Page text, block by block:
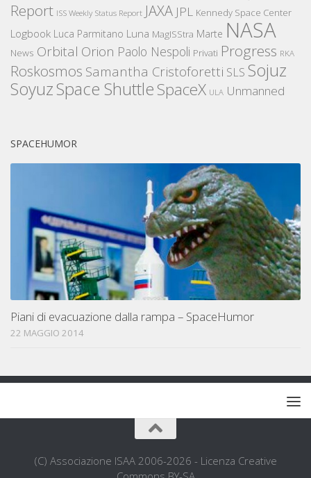
Report ISS Weekly Status Report JAXA JPL Kennedy Space Center
Logbook Luca Parmitano Luna MagISStra Marte NASA
News Orbital Orion Paolo Nespoli Privati Progress RKA
Roskosmos Samantha Cristoforetti SLS Sojuz
SoyuzSpace ShuttleSpaceX ULA Unmanned
SPACEHUMOR
Piani di evacuazione dalla rampa – SpaceHumor
22 MAGGIO 2014
(C) Associazione ISAA 2006-2026 - Licenza Creative